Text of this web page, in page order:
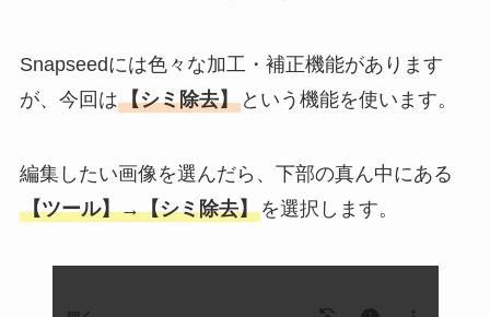
Snapseedには色々な加工・補正機能があります
が、今回は【シミ除去】という機能を使います。
編集したい画像を選んだら、下部の真ん中にある
【ツール】→【シミ除去】を選択します。